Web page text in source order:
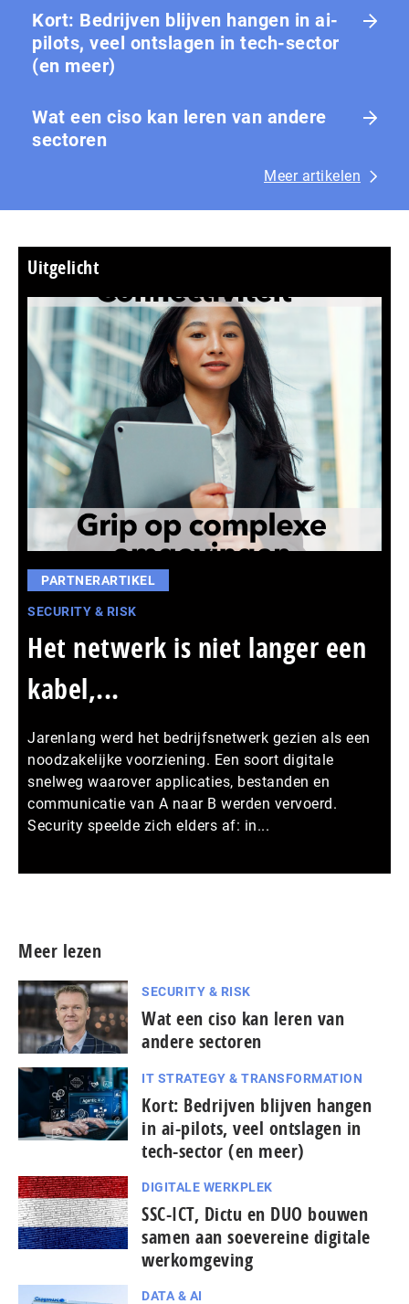
Kort: Bedrijven blijven hangen in ai-
pilots, veel ontslagen in tech-sector
(en meer)
Wat een ciso kan leren van andere
sectoren
Meer artikelen
Uitgelicht
PARTNERARTIKEL
SECURITY & RISK
Het netwerk is niet langer een
kabel,...
Jarenlang werd het bedrijfsnetwerk gezien als een
noodzakelijke voorziening. Een soort digitale
snelweg waarover applicaties, bestanden en
communicatie van A naar B werden vervoerd.
Security speelde zich elders af: in...
Meer lezen
SECURITY & RISK
Wat een ciso kan leren van
andere sectoren
IT STRATEGY & TRANSFORMATION
Kort: Bedrijven blijven hangen
in ai-pilots, veel ontslagen in
tech-sector (en meer)
DIGITALE WERKPLEK
SSC-ICT, Dictu en DUO bouwen
samen aan soevereine digitale
werkomgeving
DATA & AI